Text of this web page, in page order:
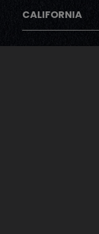
CALIFORNIA